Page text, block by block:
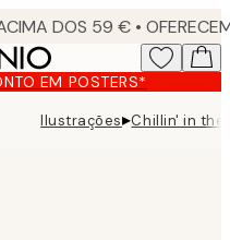
EM POSTERS*
Ilustrações▸Chillin' in the